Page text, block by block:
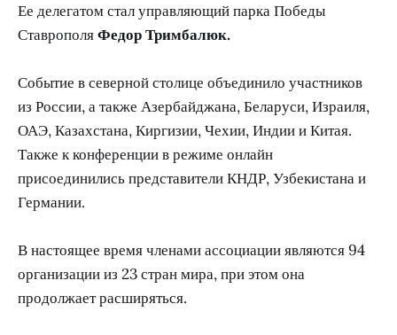
Ее делегатом стал управляющий парка Победы
СтаврополяФедор Тримбалюк.
Событие в северной столице объединило участников
из России, а также Азербайджана, Беларуси, Израиля,
ОАЭ, Казахстана, Киргизии, Чехии, Индии и Китая.
Также к конференции в режиме онлайн
присоединились представители КНДР, Узбекистана и
Германии.
В настоящее время членами ассоциации являются 94
организации из 23 стран мира, при этом она
продолжает расширяться.